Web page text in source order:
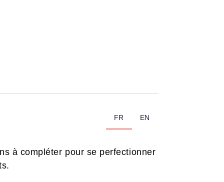
FR EN
à compléter pour se perfectionner